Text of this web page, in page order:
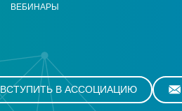
ВЕБИНАРЫ
ВСТУПИТЬ В АССОЦИАЦИЮ